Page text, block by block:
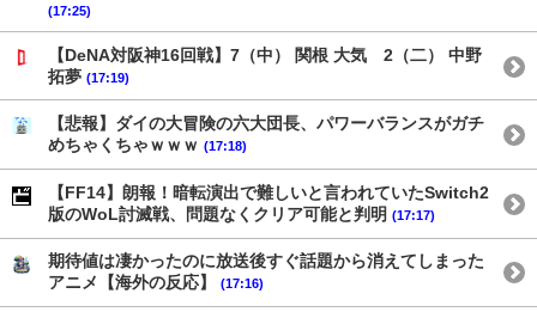
(17:25)
【DeNA対阪神16回戦】7（中） 関根 大気 2（二） 中野
拓夢 (17:19)
【悲報】ダイの大冒険の六大団長、パワーバランスがガチ
めちゃくちゃｗｗｗ (17:18)
【FF14】朗報！暗転演出で難しいと言われていたSwitch2
版のWoL討滅戦、問題なくクリア可能と判明 (17:17)
期待値は凄かったのに放送後すぐ話題から消えてしまった
アニメ【海外の反応】
(17:16)